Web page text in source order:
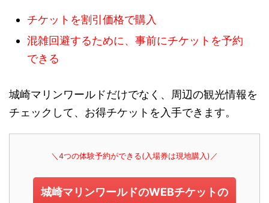
チケットを割引価格で購入
混雑回避するために、事前にチケットを予約
できる
城崎マリンワールドだけでなく、周辺の観光情報を
チェックして、お得チケットを入手できます。
＼4つの体験予約ができる(入場券は現地購入)／
城崎マリンワールドのWEBチケットの